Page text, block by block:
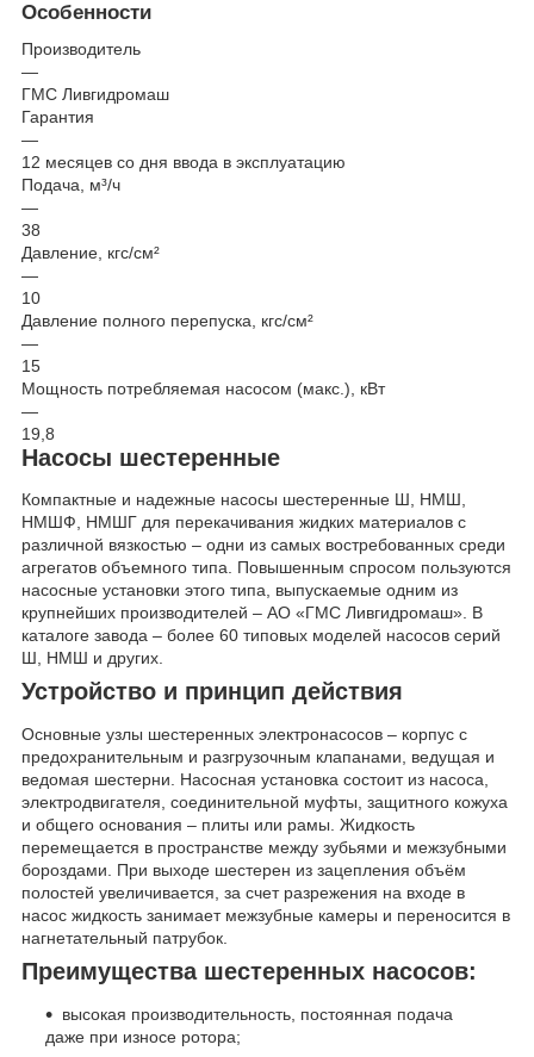
Особенности
Производитель
—
ГМС Ливгидромаш
Гарантия
—
12 месяцев со дня ввода в эксплуатацию
Подача, м³/ч
—
38
Давление, кгс/см²
—
10
Давление полного перепуска, кгс/см²
—
15
Мощность потребляемая насосом (макс.), кВт
—
19,8
Насосы шестеренные
Компактные и надежные насосы шестеренные Ш, НМШ,
НМШФ, НМШГ для перекачивания жидких материалов с
различной вязкостью – одни из самых востребованных среди
агрегатов объемного типа. Повышенным спросом пользуются
насосные установки этого типа, выпускаемые одним из
крупнейших производителей – АО «ГМС Ливгидромаш». В
каталоге завода – более 60 типовых моделей насосов серий
Ш, НМШ и других.
Устройство и принцип действия
Основные узлы шестеренных электронасосов – корпус с
предохранительным и разгрузочным клапанами, ведущая и
ведомая шестерни. Насосная установка состоит из насоса,
электродвигателя, соединительной муфты, защитного кожуха
и общего основания – плиты или рамы. Жидкость
перемещается в пространстве между зубьями и межзубными
бороздами. При выходе шестерен из зацепления объём
полостей увеличивается, за счет разрежения на входе в
насос жидкость занимает межзубные камеры и переносится в
нагнетательный патрубок.
Преимущества шестеренных насосов:
высокая производительность, постоянная подача
даже при износе ротора;